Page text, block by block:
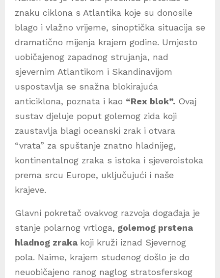
znaku ciklona s Atlantika koje su donosile
blago i vlažno vrijeme, sinoptička situacija se
dramatično mijenja krajem godine. Umjesto
uobičajenog zapadnog strujanja, nad
sjevernim Atlantikom i Skandinavijom
uspostavlja se snažna blokirajuća
anticiklona, poznata i kao “Rex blok”. Ovaj
sustav djeluje poput golemog zida koji
zaustavlja blagi oceanski zrak i otvara
“vrata” za spuštanje znatno hladnijeg,
kontinentalnog zraka s istoka i sjeveroistoka
prema srcu Europe, uključujući i naše
krajeve.
Glavni pokretač ovakvog razvoja događaja je
stanje polarnog vrtloga, golemog prstena
hladnog zraka koji kruži iznad Sjevernog
pola. Naime, krajem studenog došlo je do
neuobičajeno ranog naglog stratosferskog